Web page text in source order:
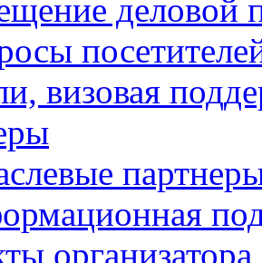
деловой
визовая
организатора